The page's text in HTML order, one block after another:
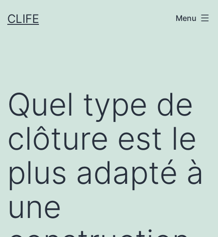
auCLIFE Menu
Quel type de
clôture est le
plus adapté à
une